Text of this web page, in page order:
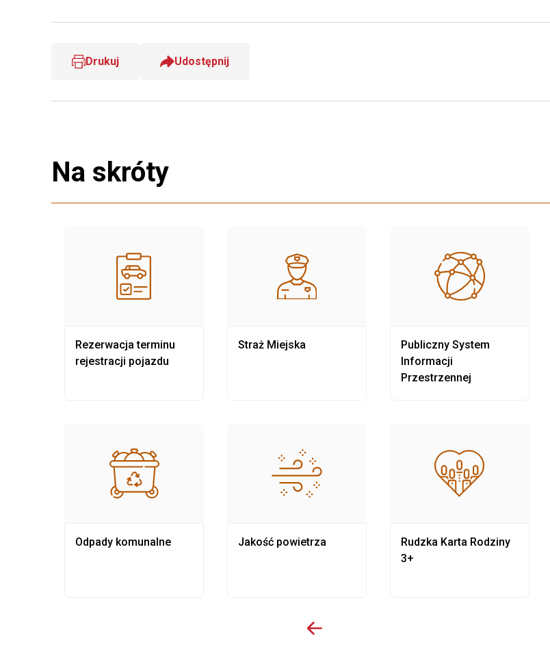
Drukuj Udostępnij
Na skróty
Rezerwacja terminu
rejestracji pojazdu
Odpady komunalne
Straż Miejska
Jakość powietrza
Publiczny System
Informacji
Przestrzennej
Rudzka Karta Rodziny
3+